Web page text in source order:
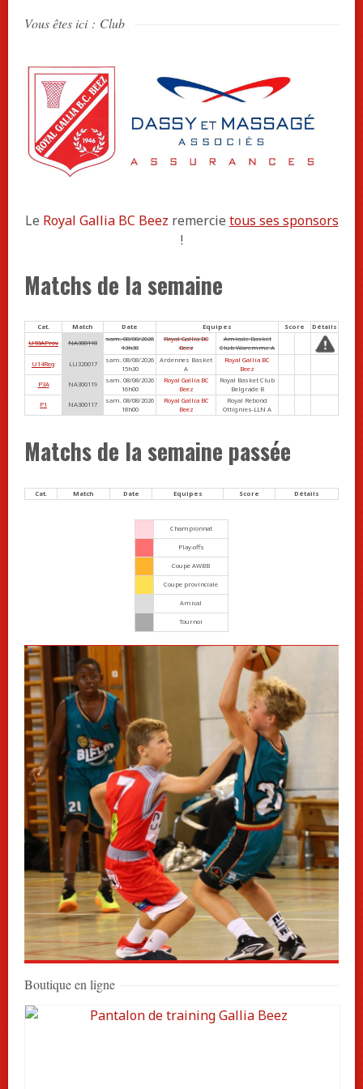
Vous êtes ici : Club
Le Royal Gallia BC Beez remercie tous ses sponsors
!
Matchs de la semaine
Cat. Match Date Equipes Score
Détails
U18AProv
NA300118
sam. 08/08/2026
13h30
Royal Gallia BC
Beez
Amicale Basket
Club Waremme A
U14Reg
LU320017
sam. 08/08/2026
15h30
Ardennes Basket
A
Royal Gallia BC
Beez
P3A
NA300119
sam. 08/08/2026
16h00
Royal Gallia BC
Beez
Royal Basket Club
Belgrade B
P1
NA300117
sam. 08/08/2026
18h00
Royal Gallia BC
Beez
Royal Rebond
Ottignies-LLN A
Matchs de la semaine passée
Cat. Match Date Equipes Score Détails
Championnat
Play-offs
Coupe AWBB
Coupe provinciale
Amical
Tournoi
- Equipe U14Reg - Match LGAM273
Boutique en ligne